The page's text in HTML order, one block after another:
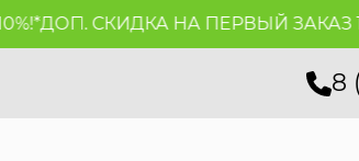
ДОП. СКИДКА НА ПЕРВЫЙ ЗАКАЗ
8